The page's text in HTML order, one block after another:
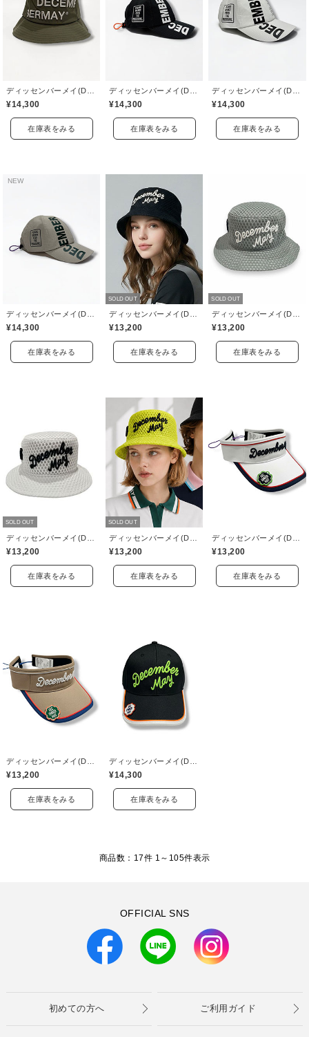
¥14,300
在庫表をみる
¥14,300
在庫表をみる
¥14,300
在庫表をみる
NEW
ディッセンバーメイ(DECEMBERMAY)
¥14,300
在庫表をみる
SOLD OUT
ディッセンバーメイ(DECEMBERMAY)
¥13,200
在庫表をみる
SOLD OUT
ディッセンバーメイ(DECEMBERMAY)
¥13,200
在庫表をみる
SOLD OUT
¥13,200
在庫表をみる
SOLD OUT
¥13,200
在庫表をみる
¥13,200
在庫表をみる
¥13,200
在庫表をみる
¥14,300
在庫表をみる
商品数：17件 1～ 105件表示
OFFICIAL SNS
初めての方へ ご利用ガイド